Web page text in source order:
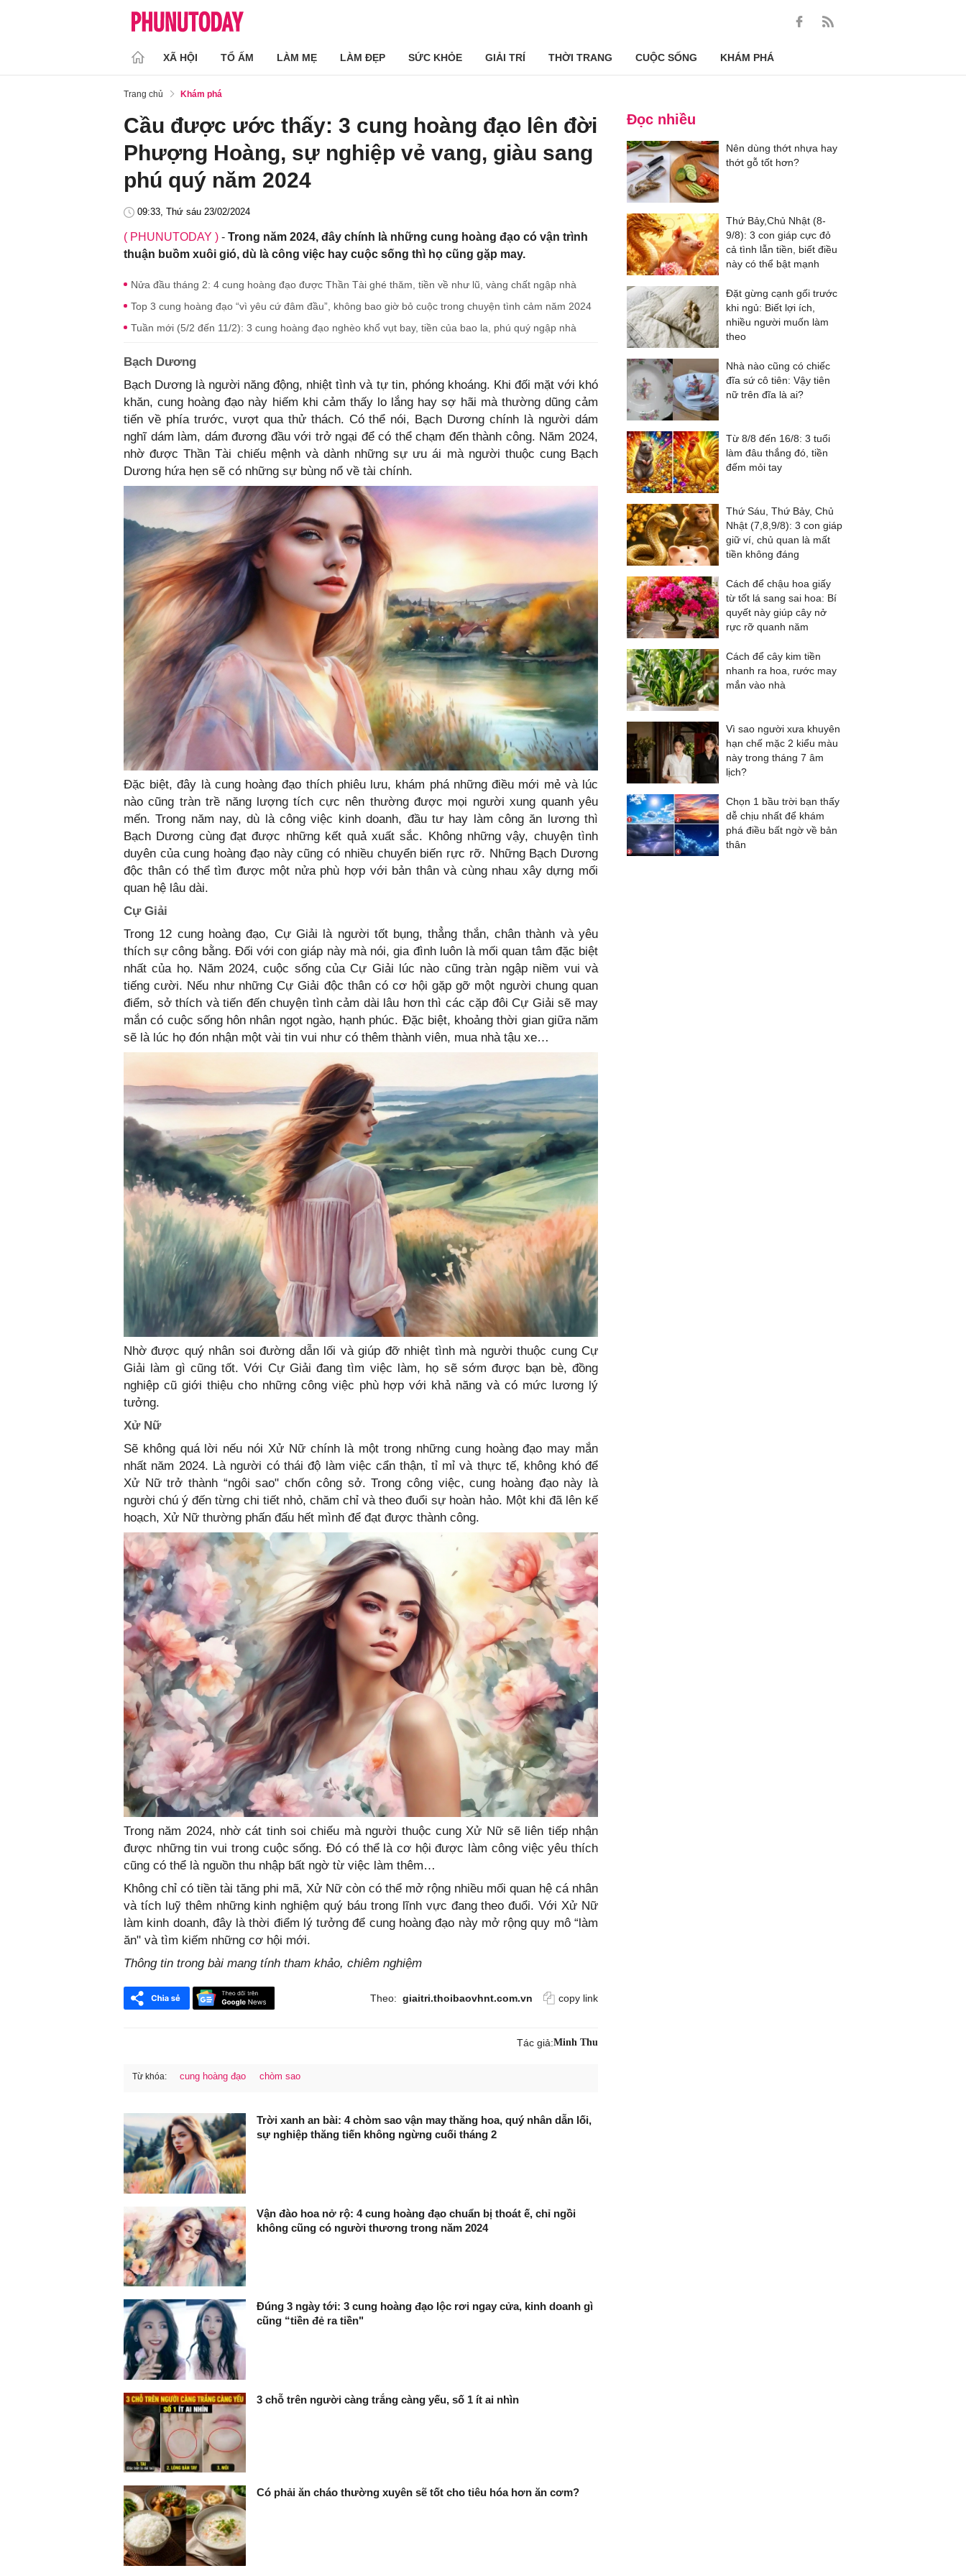
XÃ HỘI TỔ ẤM LÀM MẸ LÀM ĐẸP SỨC KHỎE GIẢI TRÍ THỜI TRANG CUỘC SỐNG KHÁM PHÁ
Trang chủ Khám phá
Cầu được ước thấy: 3 cung hoàng đạo lên đời
Phượng Hoàng, sự nghiệp vẻ vang, giàu sang
phú quý năm 2024
09:33, Thứ sáu 23/02/2024
( PHUNUTODAY ) - Trong năm 2024, đây chính là những cung hoàng đạo có vận trình
thuận buồm xuôi gió, dù là công việc hay cuộc sống thì họ cũng gặp may.
Nửa đầu tháng 2: 4 cung hoàng đạo được Thần Tài ghé thăm, tiền về như lũ, vàng chất ngập nhà
Top 3 cung hoàng đạo “vì yêu cứ đâm đầu”, không bao giờ bỏ cuộc trong chuyện tình cảm năm 2024
Tuần mới (5/2 đến 11/2): 3 cung hoàng đạo nghèo khổ vụt bay, tiền của bao la, phú quý ngập nhà
Bạch Dương
Bạch Dương là người năng động, nhiệt tình và tự tin, phóng khoáng. Khi đối mặt với khó
khăn, cung hoàng đạo này hiếm khi cảm thấy lo lắng hay sợ hãi mà thường dũng cảm
tiến về phía trước, vượt qua thử thách. Có thể nói, Bạch Dương chính là người dám
nghĩ dám làm, dám đương đầu với trở ngại để có thể chạm đến thành công. Năm 2024,
nhờ được Thần Tài chiếu mệnh và dành những sự ưu ái mà người thuộc cung Bạch
Dương hứa hẹn sẽ có những sự bùng nổ về tài chính.
Đặc biệt, đây là cung hoàng đạo thích phiêu lưu, khám phá những điều mới mẻ và lúc
nào cũng tràn trề năng lượng tích cực nên thường được mọi người xung quanh yêu
mến. Trong năm nay, dù là công việc kinh doanh, đầu tư hay làm công ăn lương thì
Bạch Dương cùng đạt được những kết quả xuất sắc. Không những vậy, chuyện tình
duyên của cung hoàng đạo này cũng có nhiều chuyển biến rực rỡ. Những Bạch Dương
độc thân có thể tìm được một nửa phù hợp với bản thân và cùng nhau xây dựng mối
quan hệ lâu dài.
Cự Giải
Trong 12 cung hoàng đạo, Cự Giải là người tốt bụng, thẳng thắn, chân thành và yêu
thích sự công bằng. Đối với con giáp này mà nói, gia đình luôn là mối quan tâm đặc biệt
nhất của họ. Năm 2024, cuộc sống của Cự Giải lúc nào cũng tràn ngập niềm vui và
tiếng cười. Nếu như những Cự Giải độc thân có cơ hội gặp gỡ một người chung quan
điểm, sở thích và tiến đến chuyện tình cảm dài lâu hơn thì các cặp đôi Cự Giải sẽ may
mắn có cuộc sống hôn nhân ngọt ngào, hạnh phúc. Đặc biệt, khoảng thời gian giữa năm
sẽ là lúc họ đón nhận một vài tin vui như có thêm thành viên, mua nhà tậu xe…
Nhờ được quý nhân soi đường dẫn lối và giúp đỡ nhiệt tình mà người thuộc cung Cự
Giải làm gì cũng tốt. Với Cự Giải đang tìm việc làm, họ sẽ sớm được bạn bè, đồng
nghiệp cũ giới thiệu cho những công việc phù hợp với khả năng và có mức lương lý
tưởng.
Xử Nữ
Sẽ không quá lời nếu nói Xử Nữ chính là một trong những cung hoàng đạo may mắn
nhất năm 2024. Là người có thái độ làm việc cẩn thận, tỉ mỉ và thực tế, không khó để
Xử Nữ trở thành “ngôi sao" chốn công sở. Trong công việc, cung hoàng đạo này là
người chú ý đến từng chi tiết nhỏ, chăm chỉ và theo đuổi sự hoàn hảo. Một khi đã lên kế
hoạch, Xử Nữ thường phấn đấu hết mình để đạt được thành công.
Trong năm 2024, nhờ cát tinh soi chiếu mà người thuộc cung Xử Nữ sẽ liên tiếp nhận
được những tin vui trong cuộc sống. Đó có thể là cơ hội được làm công việc yêu thích
cũng có thể là nguồn thu nhập bất ngờ từ việc làm thêm…
Không chỉ có tiền tài tăng phi mã, Xử Nữ còn có thể mở rộng nhiều mối quan hệ cá nhân
và tích luỹ thêm những kinh nghiệm quý báu trong lĩnh vực đang theo đuổi. Với Xử Nữ
làm kinh doanh, đây là thời điểm lý tưởng để cung hoàng đạo này mở rộng quy mô “làm
ăn" và tìm kiếm những cơ hội mới.
Thông tin trong bài mang tính tham khảo, chiêm nghiệm
Theo: giaitri.thoibaovhnt.com.vn copy link
Tác giả:Minh Thu
Từ khóa: cung hoàng đạo chòm sao
Trời xanh an bài: 4 chòm sao vận may thăng hoa, quý nhân dẫn lối,
sự nghiệp thăng tiến không ngừng cuối tháng 2
Vận đào hoa nở rộ: 4 cung hoàng đạo chuẩn bị thoát ế, chỉ ngồi
không cũng có người thương trong năm 2024
Đúng 3 ngày tới: 3 cung hoàng đạo lộc rơi ngay cửa, kinh doanh gì
cũng “tiền đẻ ra tiền"
3 chỗ trên người càng trắng càng yếu, số 1 ít ai nhìn
Có phải ăn cháo thường xuyên sẽ tốt cho tiêu hóa hơn ăn cơm?
Đọc nhiều
Nên dùng thớt nhựa hay
thớt gỗ tốt hơn?
Thứ Bảy,Chủ Nhật (8-
9/8): 3 con giáp cực đỏ
cả tình lẫn tiền, biết điều
này có thể bật mạnh
Đặt gừng cạnh gối trước
khi ngủ: Biết lợi ích,
nhiều người muốn làm
theo
Nhà nào cũng có chiếc
đĩa sứ cô tiên: Vậy tiên
nữ trên đĩa là ai?
Từ 8/8 đến 16/8: 3 tuổi
làm đâu thắng đó, tiền
đếm mỏi tay
Thứ Sáu, Thứ Bảy, Chủ
Nhật (7,8,9/8): 3 con giáp
giữ ví, chủ quan là mất
tiền không đáng
Cách để chậu hoa giấy
từ tốt lá sang sai hoa: Bí
quyết này giúp cây nở
rực rỡ quanh năm
Cách để cây kim tiền
nhanh ra hoa, rước may
mắn vào nhà
Vì sao người xưa khuyên
hạn chế mặc 2 kiểu màu
này trong tháng 7 âm
lịch?
Chọn 1 bầu trời bạn thấy
dễ chịu nhất để khám
phá điều bất ngờ về bản
thân